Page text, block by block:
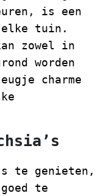
is een
elke tuin.
zowel in
worden
charme
te genieten,
te